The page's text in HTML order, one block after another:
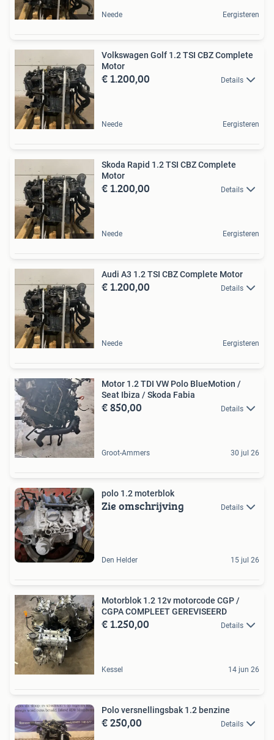
Neede Eergisteren
Volkswagen Golf 1.2 TSI CBZ Complete
Motor
€ 1.200,00 Details
Neede Eergisteren
Skoda Rapid 1.2 TSI CBZ Complete
Motor
€ 1.200,00 Details
Neede Eergisteren
Audi A3 1.2 TSI CBZ Complete Motor
€ 1.200,00 Details
Neede Eergisteren
Motor 1.2 TDI VW Polo BlueMotion /
Seat Ibiza / Skoda Fabia
€ 850,00 Details
Groot-Ammers 30 jul 26
polo 1.2 moterblok
Zie omschrijving Details
Den Helder 15 jul 26
Motorblok 1.2 12v motorcode CGP /
CGPA COMPLEET GEREVISEERD
€ 1.250,00 Details
Kessel 14 jun 26
Polo versnellingsbak 1.2 benzine
€ 250,00 Details